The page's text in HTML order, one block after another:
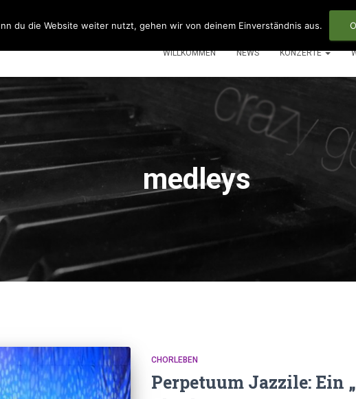
WILLKOMMEN NEWS KONZERTE
medleys
CHORLEBEN
Perpetuum Jazzile: Ein
du die Website weiter nutzt, gehen wir von deinem Einverständnis aus.